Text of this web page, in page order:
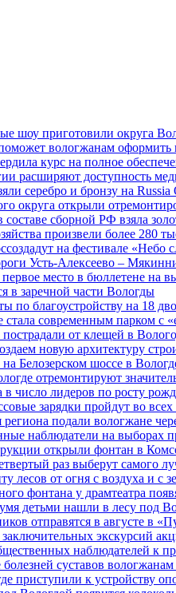
шоу приготовили округа
вологжанам оформить
курс на полное
расширяют доступность
серебро и бронзу на Russia
округа открыли
составе сборной РФ взяла
произвели более 280
на фестивале «Небо
Усть-Алексеево –
место в бюллетене на
заречной части Вологды
по благоустройству на 18
стала современным парком с
от клещей в
новую архитектуру
Белозерском шоссе в
отремонтируют
в число лидеров по росту
зарядки пройдут во
подали вологжане
наблюдатели на выборах
открыли фонтан в
раз выберут самого
лесов от огня с воздуха и с
фонтана у драмтеатра
детьми нашли в лесу под
отправятся в августе в
экскурсий
наблюдателей к
суставов
приступили к устройству